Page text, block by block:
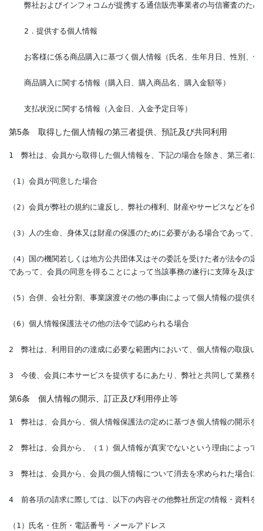
弊社およびインフォコムが提携する通信販売事業者の与信審査のため
2．提供する個人情報
お客様に係る商品購入に基づく個人情報（氏名、生年月日、性別、住
商品購入に関する情報（購入日、購入商品名、購入金額等）
支払状況に関する情報（入金日、入金予定日等）
第5条 取得した個人情報の第三者提供、預託及び共同利用
1　弊社は、会員から取得した個人情報を、下記の場合を除き、第三者に
（1）会員が同意した場合
（2）会員が弊社の規約に違反し、弊社の権利、財産やサービスなどを
（3）人の生命、身体又は財産の保護のために必要がある場合であって
（4）国の機関若しくは地方公共団体又はその委託を受けた者が法令の
であって、会員の同意を得ることによって当該事務の遂行に支障を及ぼ
（5）合併、会社分割、事業譲渡その他の事由によって個人情報の提供
（6）個人情報保護法その他の法令で認められる場合
2　弊社は、利用目的の達成に必要な範囲内において、個人情報の取扱
3　今後、会員に本サービスを提供するにあたり、弊社と共同して業務
第6条 個人情報の開示、訂正及び利用停止等
1　弊社は、会員から、個人情報保護法の定めに基づき個人情報の開示
2　弊社は、会員から、（１）個人情報が真実でないという理由によっ
3　弊社は、会員から、会員の個人情報について消去を求められた場合
4　前各項の請求に際しては、以下の内容その他弊社所定の情報・資料を
（1）氏名・住所・電話番号・メールアドレス